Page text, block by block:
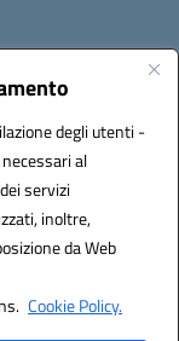
degli utenti -
al
servizi
inoltre,
da Web
Cookie Policy.
istsc_fgee00800r
S.r.l.
Italia